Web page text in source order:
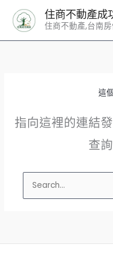
住商不動產成
住商不動產,台南
這
指向這裡的連結
查
尋
字: